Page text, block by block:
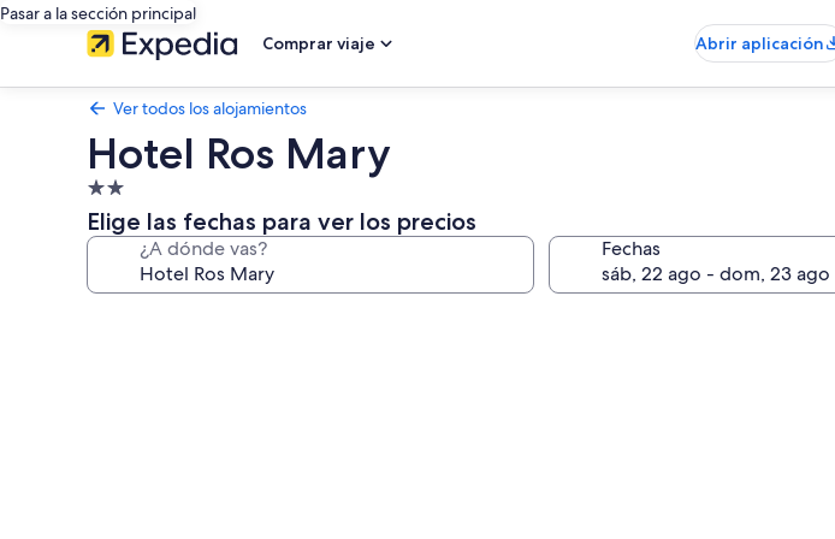
Pasar a la sección principal
Comprar viaje
Abrir aplicación
Ver todos los alojamientos
Hotel Ros Mary
Alojamiento
de
2.0 estrellas
Elige las fechas para ver los precios
¿A dónde vas? Fechas